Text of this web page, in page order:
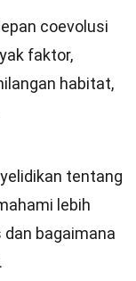
coevolusi
faktor,
habitat,
tentang
lebih
bagaimana